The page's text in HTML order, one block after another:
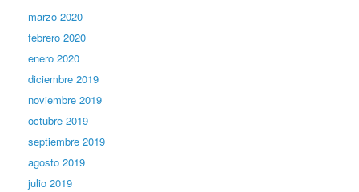
marzo 2020
febrero 2020
enero 2020
diciembre 2019
noviembre 2019
octubre 2019
septiembre 2019
agosto 2019
julio 2019